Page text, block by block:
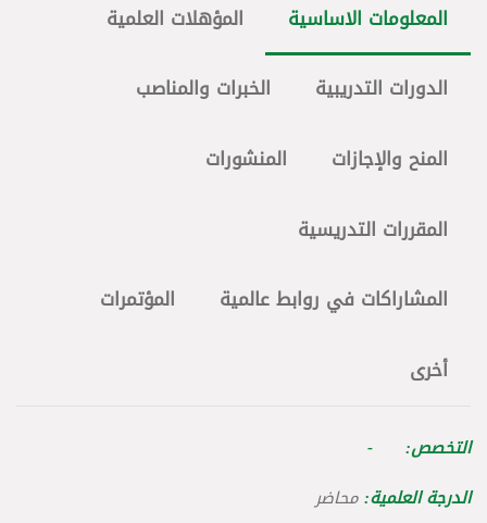
المعلومات الاساسية المؤهلات العلمية
الدورات التدريبية الخبرات والمناصب
المنح والإجازات المنشورات
المقررات التدريسية
المشاراكات في روابط عالمية المؤتمرات
أخرى
التخصص: -
الدرجة العلمية:محاضر